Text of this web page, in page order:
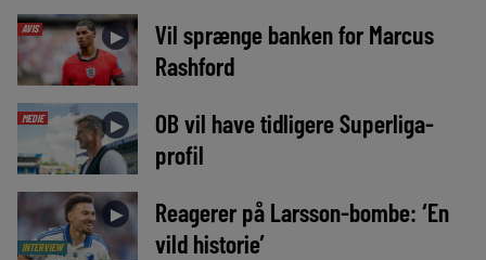
AVIS ►
Vil sprænge banken for Marcus
Rashford
MEDIE ►
OB vil have tidligere Superliga-
profil
INTERVIEW
►
Reagerer på Larsson-bombe: ‘En
vild historie’